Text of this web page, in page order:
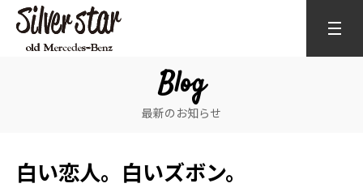
Blog
最新のお知らせ
白い恋人。白いズボン。